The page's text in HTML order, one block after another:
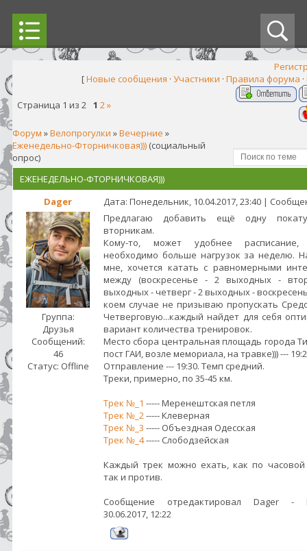
[Новые сообщения · Участники · Правила форума ·
Страница 1 из 2 1 2»
Форум »Велопрогулки »Вечерние »
Еженедельно-Фторничковая))) (социальный
опрос)
ЕЖЕНЕДЕЛЬНО-ФТОРНИЧКОВАЯ)))
Dager
Дата: Понедельник, 10.04.2017, 23:40 |
Группа:
Друзья
Сообщений:
46
Статус: Offline
Предлагаю добавить ещё одну
вторникам.
Кому-то, может удобнее расписание,
необходимо больше нагрузок за неделю.
мне, хочется катать с равномерными
между (воскресенье - 2 выходных -
выходных - четверг - 2 выходных -
коем случае не призываю пропускать
Четверговую...каждый найдет для себя
вариант количества тренировок.
Место сбора центральная площадь города
пост ГАИ, возле мемориала, на травке))) ---
Отправление --- 19:30. Темп средний.
Треки, примерно, по 35-45 км.
Трек №_1 ----- Меренештская петля
Трек №_2----- Клеверная
Трек №_3 ----- Объездная Одесская
Трек №_4----- Слободзейская
Каждый трек можно ехать, как по часовой
так и против.
Сообщение отредактировал Dager -
30.06.2017, 12:22